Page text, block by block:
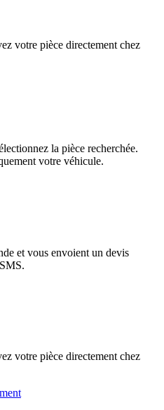
votre pièce directement chez
la pièce recherchée.
votre véhicule.
et vous envoient un devis
votre pièce directement chez